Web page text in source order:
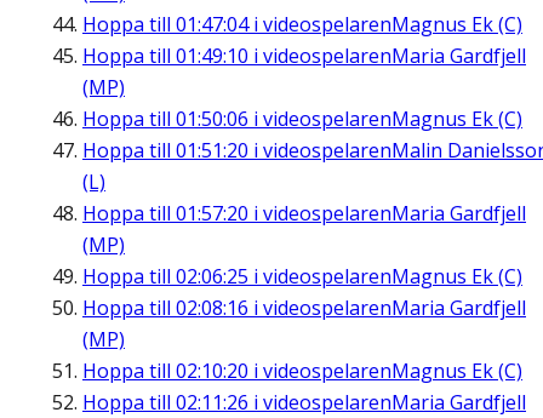
Hoppa till 01:47:04i videospelarenMagnus Ek (C)
Hoppa till 01:49:10 i videospelarenMaria Gardfjell
(MP)
Hoppa till 01:50:06 i videospelarenMagnus Ek (C)
Hoppa till 01:51:20 i videospelarenMalin
(L)
Hoppa till 01:57:20 i videospelarenMaria Gardfjell
(MP)
Hoppa till 02:06:25 i videospelarenMagnus Ek (C)
Hoppa till 02:08:16 i videospelarenMaria Gardfjell
(MP)
Hoppa till 02:10:20 i videospelarenMagnus Ek (C)
Hoppa till 02:11:26 i videospelarenMaria Gardfjell